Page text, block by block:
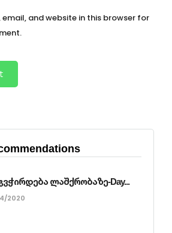
email, and website in this browser for
ლაშქრობაზე-Day...
2020